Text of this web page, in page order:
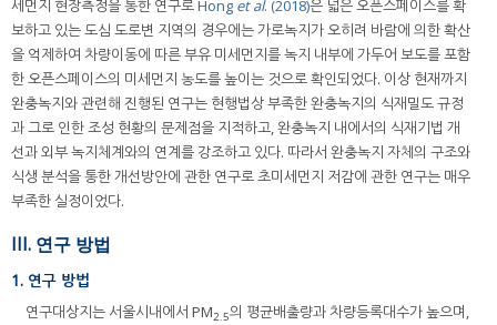
세먼지 현장측정을 통한 연구로Hong et al. (2018)은 넓은 오픈스페이스를 확
보하고 있는 도심 도로변 지역의 경우에는 가로녹지가 오히려 바람에 의한 확산
을 억제하여 차량이동에 따른 부유 미세먼지를 녹지 내부에 가두어 보도를 포함
한 오픈스페이스의 미세먼지 농도를 높이는 것으로 확인되었다. 이상 현재까지
완충녹지와 관련해 진행된 연구는 현행법상 부족한 완충녹지의 식재밀도 규정
과 그로 인한 조성 현황의 문제점을 지적하고, 완충녹지 내에서의 식재기법 개
선과 외부 녹지체계와의 연계를 강조하고 있다. 따라서 완충녹지 자체의 구조와
식생 분석을 통한 개선방안에 관한 연구로 초미세먼지 저감에 관한 연구는 매우
부족한 실정이었다.
III. 연구 방법
1. 연구 방법
연구대상지는 서울시내에서 PM2.5의 평균배출량과 차량등록대수가 높으며,